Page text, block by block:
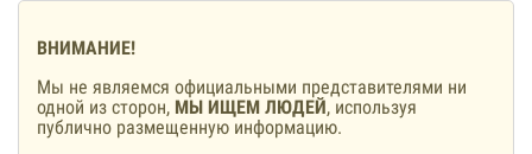
ВНИМАНИЕ!
Мы не являемся официальными представителями ни
одной из сторон, МЫ ИЩЕМ ЛЮДЕЙ, используя
публично размещенную информацию.